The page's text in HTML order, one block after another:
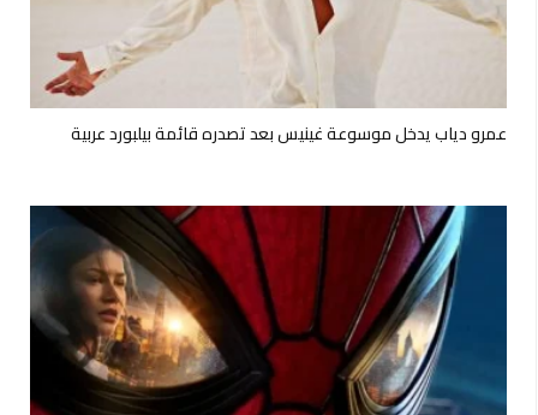
عمرو دياب يدخل موسوعة غينيس بعد تصدره قائمة بيلبورد عربية